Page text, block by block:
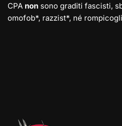
CPA non sono graditi fascisti,
omofob*, razzist*, né